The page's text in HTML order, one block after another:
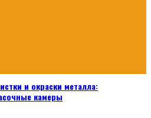
и окраски металла:
камеры